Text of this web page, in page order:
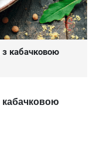
з кабачковою
кабачковою